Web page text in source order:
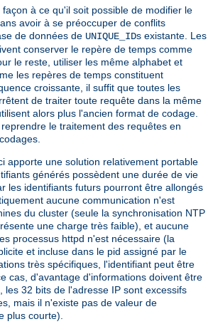
à ce qu'il soit possible de modifier le
avoir à se préoccuper de conflits
de données de UNIQUE_IDs existante. Les
conserver le repère de temps comme
le reste, utiliser les même alphabet et
les repères de temps constituent
croissante, il suffit que toutes les
de traiter toute requête dans la même
alors plus l'ancien format de codage.
le traitement des requêtes en
apporte une solution relativement portable
générés possèdent une durée de vie
les identifiants futurs pourront être allongés
aucune communication n'est
du cluster (seule la synchronisation NTP
une charge très faible), et aucune
processus httpd n'est nécessaire (la
et incluse dans le pid assigné par le
très spécifiques, l'identifiant peut être
cas, d'avantage d'informations doivent être
les 32 bits de l'adresse IP sont excessifs
mais il n'existe pas de valeur de
plus courte).